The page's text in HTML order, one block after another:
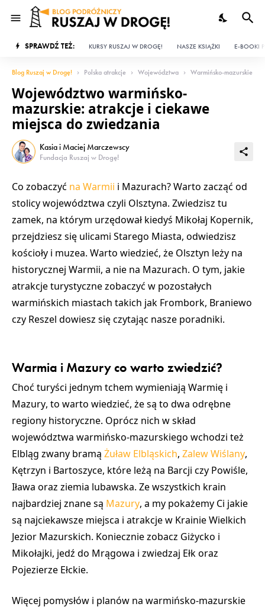
SPRAWDŹ TEŻ: KURSY RUSZAJ W DROGĘ! NASZE KSIĄŻKI E-BOOKI
Blog Ruszaj w Drogę! Polska atrakcje Województwa Warmińsko-mazurskie
Województwo warmińsko-
mazurskie: atrakcje i ciekawe
miejsca do zwiedzania
Kasia i Maciej Marczewscy
Fundacja Ruszaj w Drogę!
Co zobaczyć na Warmii i Mazurach? Warto zacząć od
stolicy województwa czyli Olsztyna. Zwiedzisz tu
zamek, na którym urzędował kiedyś Mikołaj Kopernik,
przejdziesz się ulicami Starego Miasta, odwiedzisz
kościoły i muzea. Warto wiedzieć, że Olsztyn leży na
historycznej Warmii, a nie na Mazurach. O tym, jakie
atrakcje turystycznezobaczyć w pozostałych
warmińskich miastach takich jak Frombork, Braniewo
czy Reszel dowiesz się czytając nasze poradniki.
Warmia i Mazury co warto zwiedzić?
Choć turyści jednym tchem wymieniają Warmię i
Mazury, to warto wiedzieć, że są to dwa odrębne
regiony historyczne. Oprócz nich w skład
województwa warmińsko-mazurskiego wchodzi też
Elbląg zwany bramą Żuław Elbląskich, Zalew Wiślany,
Kętrzyn i Bartoszyce, które leżą na Barcji czy Powiśle,
Iława oraz ziemia lubawska. Ze wszystkich krain
najbardziej znane są Mazury, a my pokażemy Ci jakie
są najciekawsze miejsca i atrakcje w Krainie Wielkich
Jezior Mazurskich. Koniecznie zobacz Giżycko i
Mikołajki, jedź do Mrągowa i zwiedzaj Ełkoraz
Pojezierze Ełckie.
Więcej pomysłów i planów na warmińsko-mazurskie